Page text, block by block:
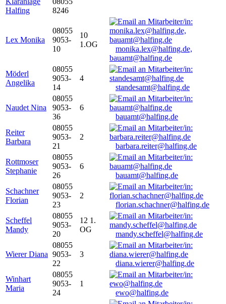
Halfing
8246
Lex Monika
08055
9053-
10
10
1.OG
monika.lex@halfing.de,
bauamt@halfing.de
Möderl
Angelika
08055
9053-
14
4
standesamt@halfing.de
Naudet Nina
08055
9053-
36
6
bauamt@halfing.de
Reiter
Barbara
08055
9053-
21
2
barbara.reiter@halfing.de
Rottmoser
Stephanie
08055
9053-
26
6
bauamt@halfing.de
Schachner
Florian
08055
9053-
23
2
florian.schachner@halfing.de
Scheffel
Mandy
08055
9053-
20
12 1.
OG
mandy.scheffel@halfing.de
Wierer Diana
08055
9053-
22
3
diana.wierer@halfing.de
Winhart
Maria
08055
9053-
24
1
ewo@halfing.de